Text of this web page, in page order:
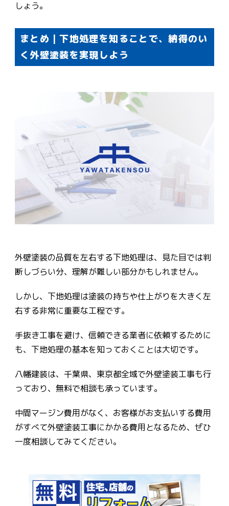
しょう。
まとめ｜下地処理を知ることで、納得のい
く外壁塗装を実現しよう
外壁塗装の品質を左右する下地処理は、見た目では判
断しづらい分、理解が難しい部分かもしれません。
しかし、下地処理は塗装の持ちや仕上がりを大きく左
右する非常に重要な工程です。
手抜き工事を避け、信頼できる業者に依頼するために
も、下地処理の基本を知っておくことは大切です。
八幡建装は、千葉県、東京都全域で外壁塗装工事も行
っており、無料で相談も承っています。
中間マージン費用がなく、お客様がお支払いする費用
がすべて外壁塗装工事にかかる費用となるため、ぜひ
一度相談してみてください。